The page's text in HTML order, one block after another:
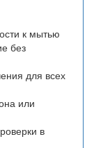
к мытью
без
для всех
или
в